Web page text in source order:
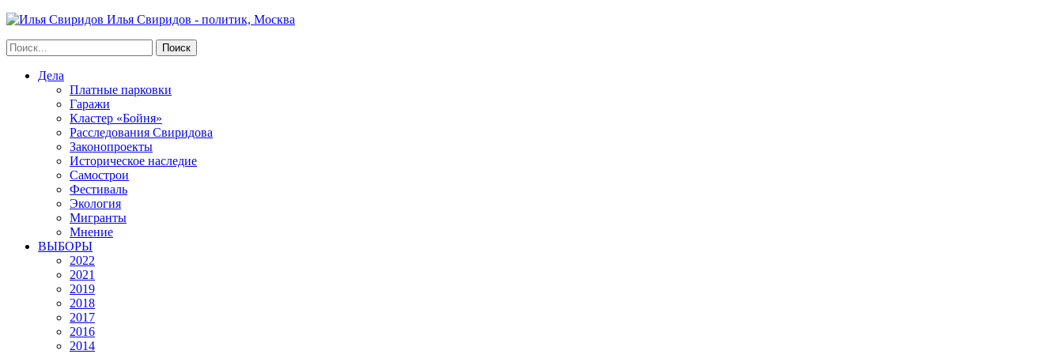
Илья Свиридов - политик, Москва
Дела
Платные парковки
Гаражи
Кластер «Бойня»
Расследования Свиридова
Законопроекты
Историческое наследие
Самострои
Фестиваль
Экология
Мигранты
Мнение
ВЫБОРЫ
2022
2021
2019
2018
2017
2016
2014